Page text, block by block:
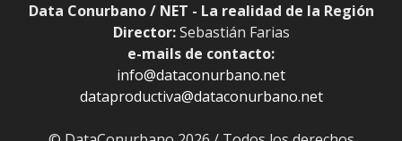
Data Conurbano / NET - La realidad de la Región
Director:Sebastián Farias
e-mails de contacto:
info@dataconurbano.net
dataproductiva@dataconurbano.net